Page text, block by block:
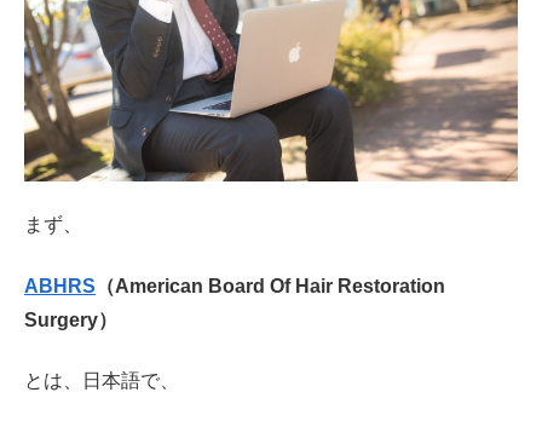
まず、
ABHRS （American Board Of Hair Restoration
Surgery）
とは、日本語で、